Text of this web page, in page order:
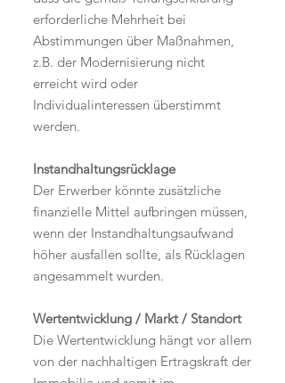
erforderliche Mehrheit bei
Abstimmungen über Maßnahmen,
z.B. der Modernisierung nicht
erreicht wird oder
Individualinteressen überstimmt
werden.
Instandhaltungsrücklage
Der Erwerber könnte zusätzliche
finanzielle Mittel aufbringen müssen,
wenn der Instandhaltungsaufwand
höher ausfallen sollte, als Rücklagen
angesammelt wurden.
Wertentwicklung / Markt / Standort
Die Wertentwicklung hängt vor allem
von der nachhaltigen Ertragskraft der